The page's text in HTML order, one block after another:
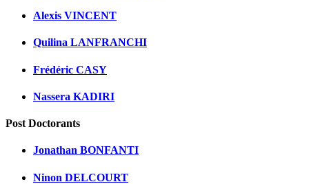
Alexis VINCENT
Quilina LANFRANCHI
Frédéric CASY
Nassera KADIRI
Post Doctorants
Jonathan BONFANTI
Ninon DELCOURT